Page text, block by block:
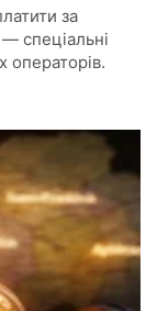
за
спеціальні
операторів.